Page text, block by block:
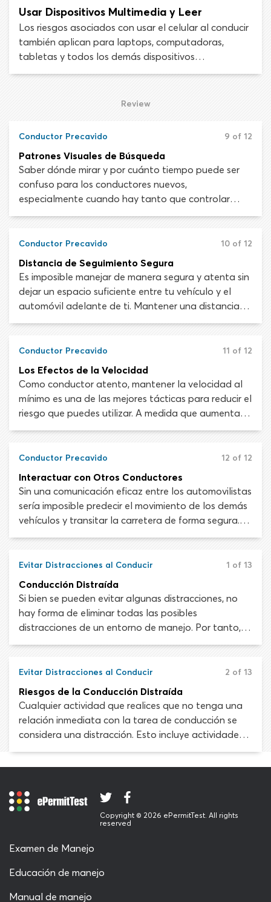
Usar Dispositivos Multimedia y Leer
Los riesgos asociados con usar el celular al conducir
también aplican para laptops, computadoras,
tabletas y todos los demás dispositivos
electrónicos. Quitar tu atención de la carretera para
conducción es increíblemente peligroso.
Review
Conductor Precavido 9 of 12
Patrones Visuales de Búsqueda
Saber dónde mirar y por cuánto tiempo puede ser
confuso para los conductores nuevos,
especialmente cuando hay tanto que controlar
dentro del automóvil, justo frente al vehículo y 20
manejo seguro necesitarás adoptar un método
sistemático y eficiente para escanear visualmente tu
entorno.
Conductor Precavido 10 of 12
Distancia de Seguimiento Segura
Es imposible manejar de manera segura y atenta sin
dejar un espacio suficiente entre tu vehículo y el
automóvil adelante de ti. Mantener una distancia
de seguimiento adecuada es crucial para maximizar
Conductor Precavido 11 of 12
Los Efectos de la Velocidad
Como conductor atento, mantener la velocidad al
mínimo es una de las mejores tácticas para reducir el
riesgo que puedes utilizar. A medida que aumenta la
velocidad a la que viajas, lo mismo sucede con el
enfrentas.
Conductor Precavido 12 of 12
Interactuar con Otros Conductores
Sin una comunicación eficaz entre los automovilistas
sería imposible predecir el movimiento de los demás
vehículos y transitar la carretera de forma segura.
Los automovilistas atentos y conscientes piensan
conductores y se esfuerzan para tener un
comportamiento considerado en todo momento. No
se trata solo de ser amable. Es una cuestión de
seguridad.
Evitar Distracciones al Conducir 1 of 13
Conducción Distraída
Si bien se pueden evitar algunas distracciones, no
hay forma de eliminar todas las posibles
distracciones de un entorno de manejo. Por tanto,
debemos saber manejarlas de forma segura cuando
Evitar Distracciones al Conducir 2 of 13
Riesgos de la Conducción Distraída
Cualquier actividad que realices que no tenga una
relación inmediata con la tarea de conducción se
considera una distracción. Esto incluye actividades
relacionadas con el viaje como ver un mapa o usar
tu vehículo y monitorear la carretera requieren de
total atención y deben tener prioridad.
Copyright © 2026 ePermitTest. All rights
reserved
Examen de Manejo
Educación de manejo
Manual de manejo